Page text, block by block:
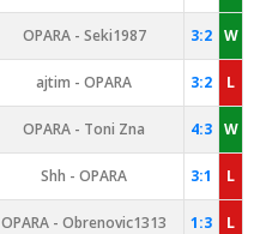
OPARA - Seki1987 3:2 W
ajtim - OPARA 3:2 L
OPARA - Toni Zna 4:3 W
Shh - OPARA 3:1 L
OPARA - Obrenovic1313 1:3 L